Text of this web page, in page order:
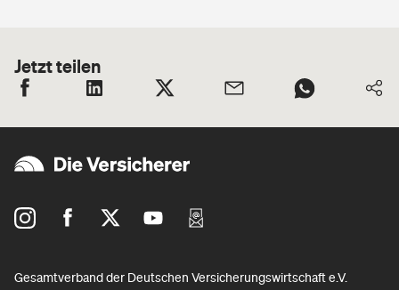
Jetzt teilen
Gesamtverband der Deutschen Versicherungswirtschaft e.V.